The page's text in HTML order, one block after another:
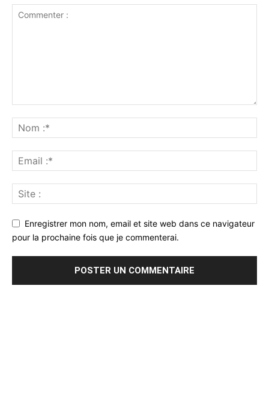
Enregistrer mon nom, email et site web dans ce navigateur
pour la prochaine fois que je commenterai.